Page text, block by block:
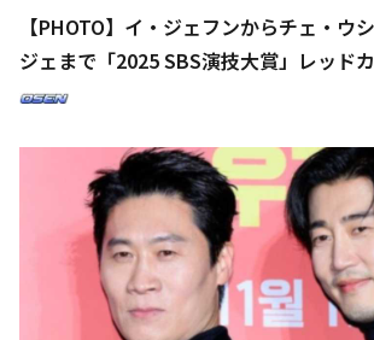
【PHOTO】イ・ジェフンからチェ・ウ
ジェまで「2025 SBS演技大賞」レッド